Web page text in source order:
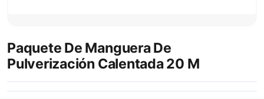
Paquete De Manguera De
Pulverización Calentada 20 M